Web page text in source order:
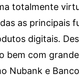
totalmente
as principais
digitais.
bem com
Nubank e